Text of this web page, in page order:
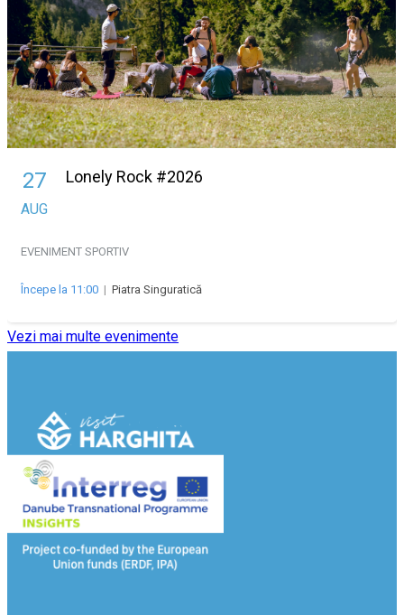
27
AUG
Lonely Rock #2026
EVENIMENT SPORTIV
Începe la 11:00 | Piatra Singuratică
Vezi mai multe evenimente